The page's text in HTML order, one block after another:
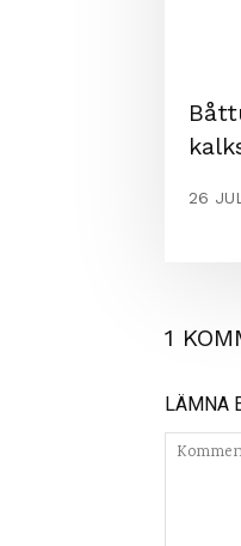
26
1
LÄMNA